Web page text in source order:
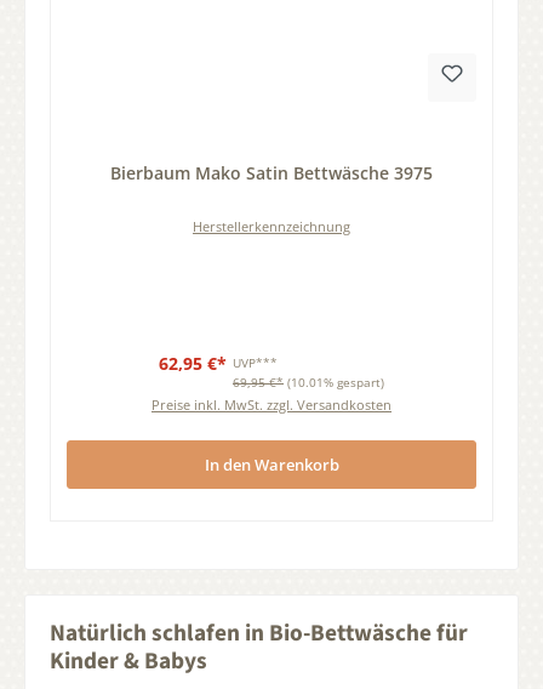
Bierbaum Mako Satin Bettwäsche 3975
Herstellerkennzeichnung
62,95 €* UVP***
69,95 €* (10.01% gespart)
Preise inkl. MwSt. zzgl. Versandkosten
In den Warenkorb
Natürlich schlafen in Bio-Bettwäsche für
Kinder & Babys